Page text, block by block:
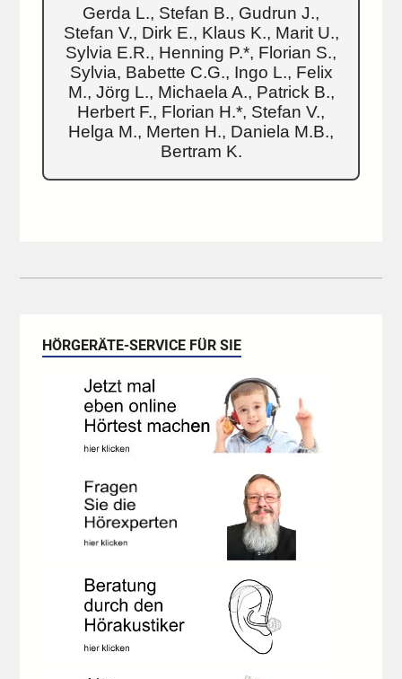
Gerda L., Stefan B., Gudrun J.,
Stefan V., Dirk E., Klaus K., Marit U.,
Sylvia E.R., Henning P.*, Florian S.,
Sylvia, Babette C.G., Ingo L., Felix
M., Jörg L., Michaela A., Patrick B.,
Herbert F., Florian H.*, Stefan V.,
Helga M., Merten H., Daniela M.B.,
Bertram K.
HÖRGERÄTE-SERVICE FÜR SIE